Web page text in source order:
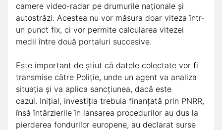
camere video-radar pe drumurile naționale și
autostrăzi. Acestea nu vor măsura doar viteza într-
un punct fix, ci vor permite calcularea vitezei
medii între două portaluri succesive.
Este important de știut că datele colectate vor fi
transmise către Poliție, unde un agent va analiza
situația și va aplica sancțiunea, dacă este
cazul. Inițial, investiția trebuia finanțată prin PNRR,
însă întârzierile în lansarea procedurilor au dus la
pierderea fondurilor europene, au declarat surse